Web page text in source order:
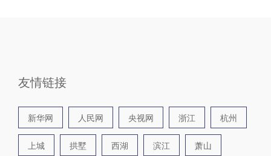
友情链接
新华网 人民网 央视网 浙江 杭州
上城 拱墅 西湖 滨江 萧山